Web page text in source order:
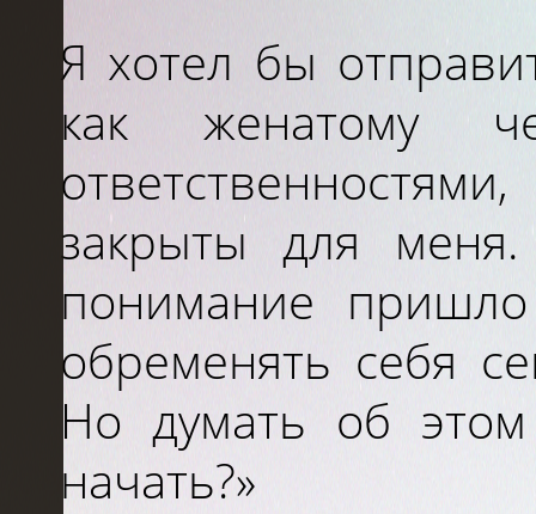
Я хотел бы
как женатому
закрыты для
понимание
обременять себя
Но думать об
начать?»